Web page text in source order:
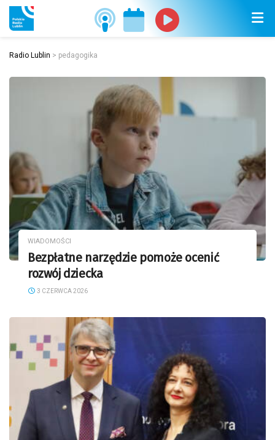
Radio Lublin > pedagogika
WIADOMOŚCI
Bezpłatne narzędzie pomoże ocenić
rozwój dziecka
3 CZERWCA 2026